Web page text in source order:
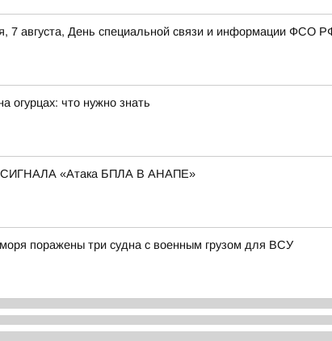
7 августа, День специальной связи и информации
огурцах: что нужно знать
«Атака БПЛА В АНАПЕ»
поражены три судна с военным грузом для ВСУ